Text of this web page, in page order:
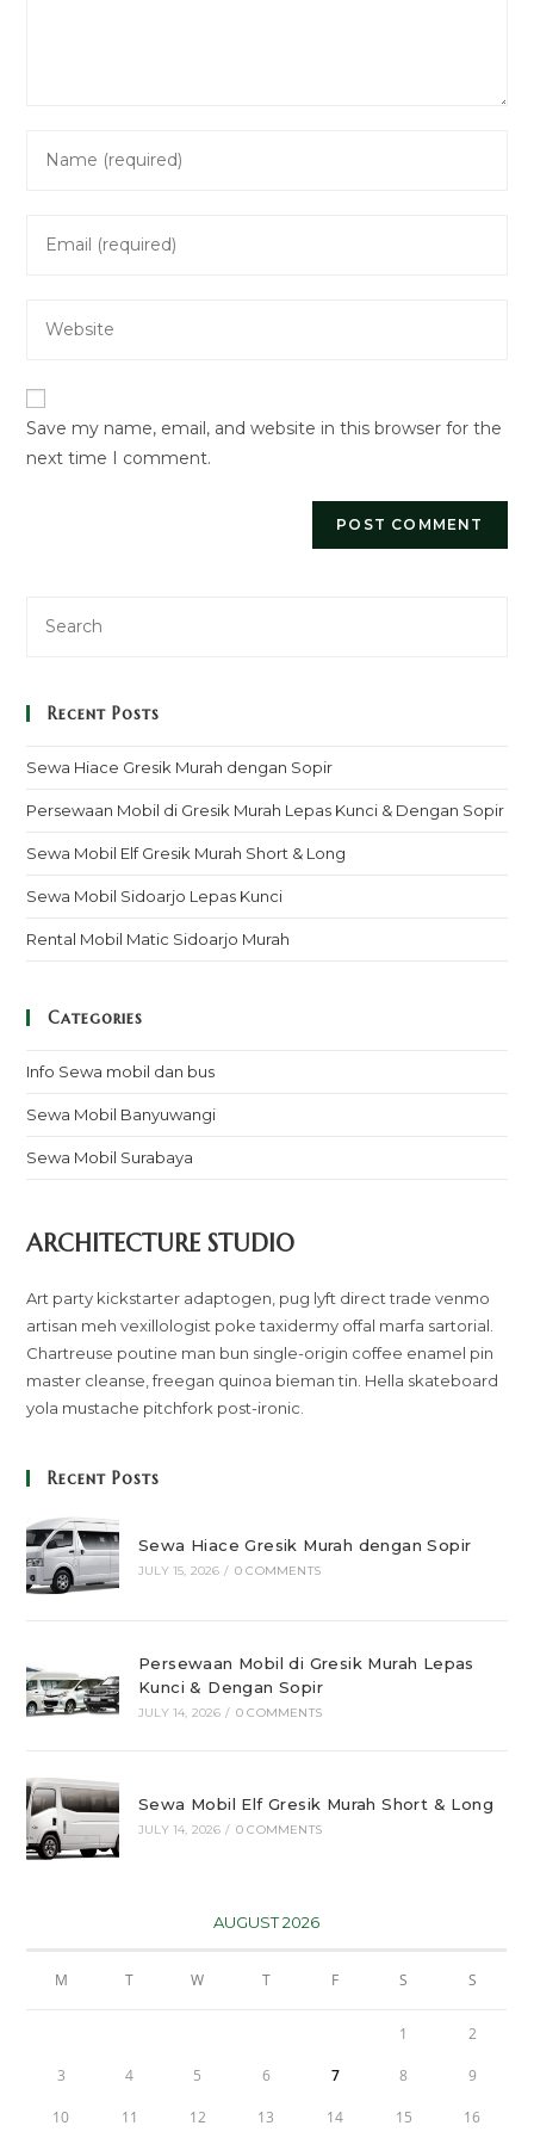
your
comment
your
address
your
URL
(optional)
Save my name, email, and website in this browser for the
next time I comment.
Recent Posts
Sewa Hiace Gresik Murah dengan Sopir
Persewaan Mobil di Gresik Murah Lepas Kunci & Dengan Sopir
Sewa Mobil Elf Gresik Murah Short & Long
Sewa Mobil Sidoarjo Lepas Kunci
Rental Mobil Matic Sidoarjo Murah
Categories
Info Sewa mobil dan bus
Sewa Mobil Banyuwangi
Sewa Mobil Surabaya
ARCHITECTURE STUDIO
Art party kickstarter adaptogen, pug lyft direct trade venmo
artisan meh vexillologist poke taxidermy offal marfa sartorial.
Chartreuse poutine man bun single-origin coffee enamel pin
master cleanse, freegan quinoa bieman tin. Hella skateboard
yola mustache pitchfork post-ironic.
Recent Posts
Sewa Hiace Gresik Murah dengan Sopir
JULY 15, 2026 / 0 COMMENTS
Persewaan Mobil di Gresik Murah Lepas
Kunci & Dengan Sopir
JULY 14, 2026 / 0 COMMENTS
Sewa Mobil Elf Gresik Murah Short & Long
JULY 14, 2026 / 0 COMMENTS
AUGUST 2026
M T W T F S S
1 2
3 4 5 6 7 8 9
10 11 12 13 14 15 16